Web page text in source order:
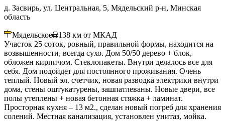
д. Засвирь, ул. Центральная, 5, Мядельский р-н, Минская
область
Мядельское 138 км от МКАД
Участок 25 соток, ровный, правильной формы, находится на
возвышенности, всегда сухо. Дом 50/50 дерево + блок,
обложен кирпичом. Стеклопакеты. Внутри делалось все для
себя. Дом подойдет для постоянного проживания. Очень
теплый. Новый эл. счетчик, новая разводка электрики внутри
дома, стены оштукатурены, зашпатлеваны. Новые двери, все
полы утеплены + новая бетонная стяжка + ламинат.
Просторная кухня – 13 м2., сделан новый погреб для хранения
солений. Местная канализация, установлен унитаз, мойка.